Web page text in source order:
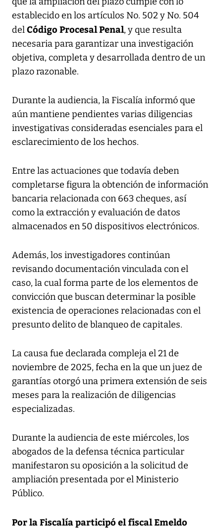
establecido en los artículos No. 502 y No. 504
delCódigo Procesal Penal, y que resulta
necesaria para garantizar una investigación
objetiva, completa y desarrollada dentro de un
plazo razonable.
Durante la audiencia, la Fiscalía informó que
aún mantiene pendientes varias diligencias
investigativas consideradas esenciales para el
esclarecimiento de los hechos.
Entre las actuaciones que todavía deben
completarse figura la obtención de información
bancaria relacionada con 663 cheques, así
como la extracción y evaluación de datos
almacenados en 50 dispositivos electrónicos.
Además, los investigadores continúan
revisando documentación vinculada con el
caso, la cual forma parte de los elementos de
convicción que buscan determinar la posible
existencia de operaciones relacionadas con el
presunto delito de blanqueo de capitales.
La causa fue declarada compleja el 21 de
noviembre de 2025, fecha en la que un juez de
garantías otorgó una primera extensión de seis
meses para la realización de diligencias
especializadas.
Durante la audiencia de este miércoles, los
abogados de la defensa técnica particular
manifestaron su oposición a la solicitud de
ampliación presentada por el Ministerio
Público.
Por la Fiscalía participó el fiscal Emeldo